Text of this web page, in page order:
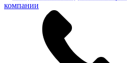
компании